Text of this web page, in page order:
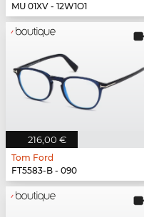
MU 01XV - 12W1O1
216,00 €
Tom Ford
FT5583-B - 090